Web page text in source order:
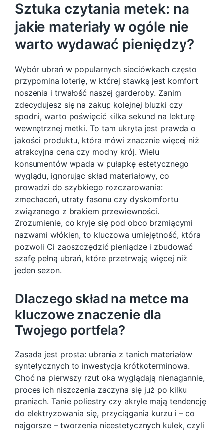
Sztuka czytania metek: na
jakie materiały w ogóle nie
warto wydawać pieniędzy?
Wybór ubrań w popularnych sieciówkach często
przypomina loterię, w której stawką jest komfort
noszenia i trwałość naszej garderoby. Zanim
zdecydujesz się na zakup kolejnej bluzki czy
spodni, warto poświęcić kilka sekund na lekturę
wewnętrznej metki. To tam ukryta jest prawda o
jakości produktu, która mówi znacznie więcej niż
atrakcyjna cena czy modny krój. Wielu
konsumentów wpada w pułapkę estetycznego
wyglądu, ignorując skład materiałowy, co
prowadzi do szybkiego rozczarowania:
zmechaceń, utraty fasonu czy dyskomfortu
związanego z brakiem przewiewności.
Zrozumienie, co kryje się pod obco brzmiącymi
nazwami włókien, to kluczowa umiejętność, która
pozwoli Ci zaoszczędzić pieniądze i zbudować
szafę pełną ubrań, które przetrwają więcej niż
jeden sezon.
Dlaczego skład na metce ma
kluczowe znaczenie dla
Twojego portfela?
Zasada jest prosta: ubrania z tanich materiałów
syntetycznych to inwestycja krótkoterminowa.
Choć na pierwszy rzut oka wyglądają nienagannie,
proces ich niszczenia zaczyna się już po kilku
praniach. Tanie poliestry czy akryle mają tendencję
do elektryzowania się, przyciągania kurzu i – co
najgorsze – tworzenia nieestetycznych kulek, czyli